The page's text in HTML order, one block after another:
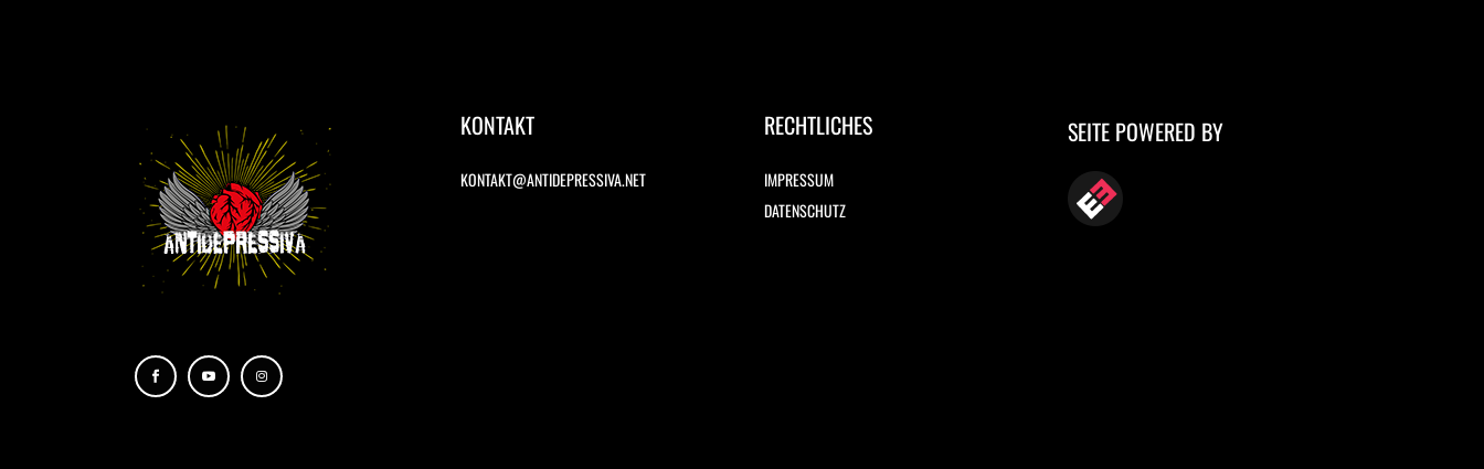
KONTAKT
KONTAKT@ANTIDEPRESSIVA.NET
RECHTLICHES
IMPRESSUM
DATENSCHUTZ
SEITE POWERED BY